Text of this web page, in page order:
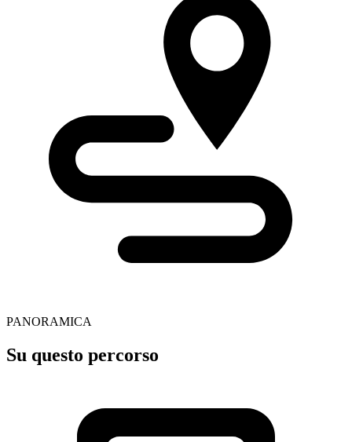
PANORAMICA
Su questo percorso